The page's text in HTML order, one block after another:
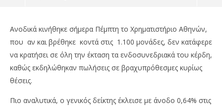
Ανοδικά κινήθηκε σήμερα Πέμπτη το Χρηματιστήριο Αθηνών,
που αν και βρέθηκε κοντά στις 1.100 μονάδες, δεν κατάφερε
να κρατήσει σε όλη την έκταση τα ενδοσυνεδριακά του κέρδη,
καθώς εκδηλώθηκαν πωλήσεις σε βραχυπρόθεσμες κυρίως
θέσεις.
Πιο αναλυτικά, ο γενικός δείκτης έκλεισε με άνοδο 0,64% στις